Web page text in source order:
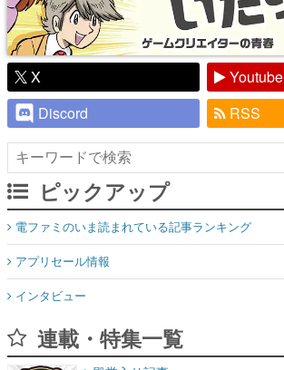
X
Youtube
Discord
RSS
ピックアップ
電ファミのいま読まれている記事ランキング
アプリセール情報
インタビュー
連載・特集一覧